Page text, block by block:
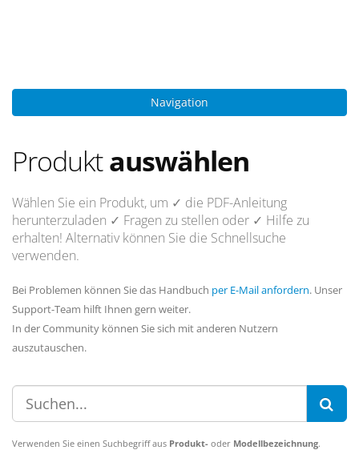
Navigation
Produktauswählen
Wählen Sie ein Produkt, um ✓ die PDF-Anleitung
herunterzuladen ✓ Fragen zu stellen oder ✓ Hilfe zu
erhalten! Alternativ können Sie die Schnellsuche
verwenden.
Bei Problemen können Sie das Handbuch per E-Mail anfordern. Unser
Support-Team hilft Ihnen gern weiter.
In der Community können Sie sich mit anderen Nutzern
auszutauschen.
Verwenden Sie einen Suchbegriff aus Produkt- oder Modellbezeichnung.